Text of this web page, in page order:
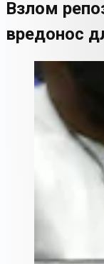
Взлом
вредонос